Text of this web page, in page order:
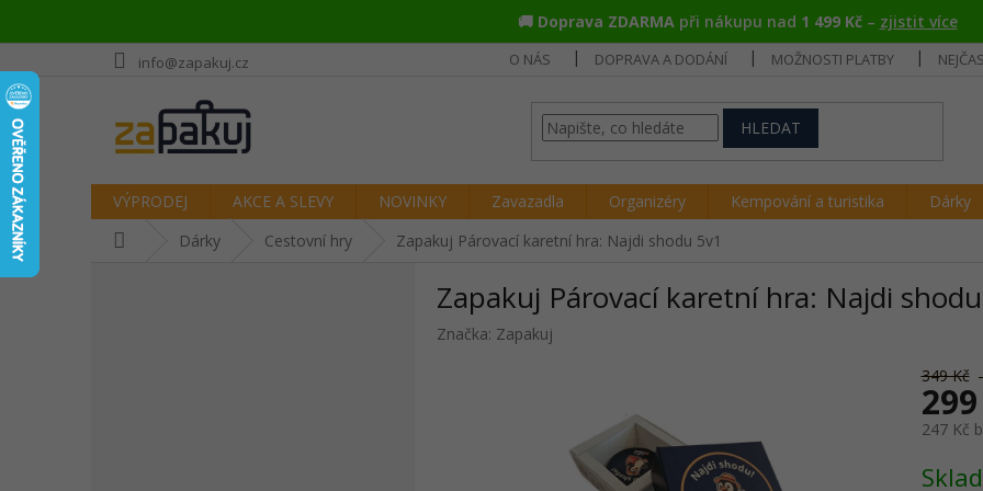
🚚 Doprava ZDARMApři nákupu nad 1 499 Kč– zjistit více
na
obsah
info@zapakuj.cz O NÁS DOPRAVA A DODÁNÍ MOŽNOSTI PLATBY
HLEDAT
VÝPRODEJ AKCE A SLEVY NOVINKY Zavazadla Organizéry Kempování a turistika Dárky
Dárky Cestovní hry Zapakuj Párovací karetní hra: Najdi shodu 5v1
Zapakuj Párovací karetní hra: Najdi
Značka: Zapakuj
349 Kč
247 Kč
cena: